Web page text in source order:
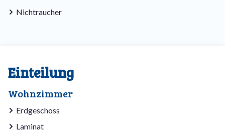
Nichtraucher
Einteilung
Wohnzimmer
Erdgeschoss
Laminat